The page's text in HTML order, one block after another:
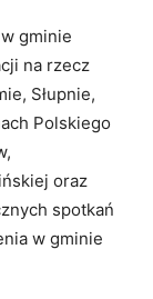
gminie
na rzecz
Słupnie,
Polskiego
oraz
spotkań
w gminie